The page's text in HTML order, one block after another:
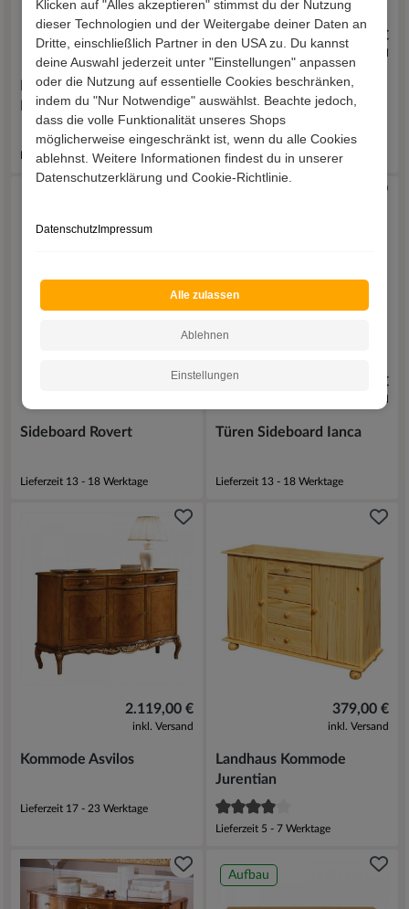
Klicken auf "Alles akzeptieren" stimmst du der Nutzung
dieser Technologien und der Weitergabe deiner Daten an
Dritte, einschließlich Partner in den USA zu. Du kannst
deine Auswahl jederzeit unter "Einstellungen" anpassen
oder die Nutzung auf essentielle Cookies beschränken,
indem du "Nur Notwendige" auswählst. Beachte jedoch,
dass die volle Funktionalität unseres Shops
möglicherweise eingeschränkt ist, wenn du alle Cookies
ablehnst. Weitere Informationen findest du in unserer
Datenschutzerklärung und Cookie-Richtlinie.
Datenschutz Impressum
Alle zulassen
Ablehnen
Einstellungen
1.719,00 €
Esszimmer Anrichte
Lasmus
Lieferzeit 35 - 45 Werktage
779,00 €
Küchensideboard Arama
Lieferzeit 9 - 13 Werktage
719,00 €
Sideboard Rovert
Lieferzeit 13 - 18 Werktage
1.329,00 €
inkl. Versand
Türen Sideboard Ianca
Lieferzeit 13 - 18 Werktage
2.119,00 €
inkl. Versand
Kommode Asvilos
Lieferzeit 17 - 23 Werktage
379,00 €
inkl. Versand
Landhaus Kommode
Jurentian
Lieferzeit 5 - 7 Werktage
Aufbau